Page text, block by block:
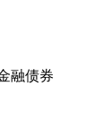
融债券